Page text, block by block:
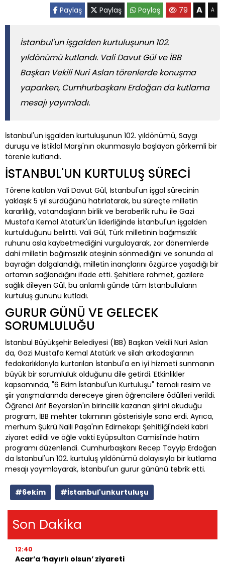
Paylaş Paylaş Paylaş 79 A A
İstanbul'un işgalden kurtuluşunun 102.
yıldönümü kutlandı. Vali Davut Gül ve İBB
Başkan Vekili Nuri Aslan törenlerde konuşma
yaparken, Cumhurbaşkanı Erdoğan da kutlama
mesajı yayımladı.
İstanbul'un işgalden kurtuluşunun 102. yıldönümü, Saygı
duruşu ve İstiklal Marşı'nın okunmasıyla başlayan görkemli bir
törenle kutlandı.
İSTANBUL'UN KURTULUŞ SÜRECİ
Törene katılan Vali Davut Gül, İstanbul'un işgal sürecinin
yaklaşık 5 yıl sürdüğünü hatırlatarak, bu süreçte milletin
kararlılığı, vatandaşların birlik ve beraberlik ruhu ile Gazi
Mustafa Kemal Atatürk'ün liderliğinde İstanbul'un işgalden
kurtulduğunu belirtti. Vali Gül, Türk milletinin bağımsızlık
ruhunu asla kaybetmediğini vurgulayarak, zor dönemlerde
dahi milletin bağımsızlık ateşinin sönmediğini ve sonunda al
bayrağın dalgalandığı, milletin inançlarını özgürce yaşadığı bir
ortamın sağlandığını ifade etti. Şehitlere rahmet, gazilere
sağlık dileyen Gül, bu anlamlı günde tüm İstanbulluların
kurtuluş gününü kutladı.
GURUR GÜNÜ VE GELECEK
SORUMLULUĞU
İstanbul Büyükşehir Belediyesi (İBB) Başkan Vekili Nuri Aslan
da, Gazi Mustafa Kemal Atatürk ve silah arkadaşlarının
fedakarlıklarıyla kurtarılan İstanbul'a en iyi hizmeti sunmanın
büyük bir sorumluluk olduğunu dile getirdi. Etkinlikler
kapsamında, "6 Ekim İstanbul'un Kurtuluşu" temalı resim ve
şiir yarışmalarında dereceye giren öğrencilere ödülleri verildi.
Öğrenci Arif Beyarslan'ın birincilik kazanan şiirini okuduğu
program, İBB mehter takımının gösterisiyle sona erdi. Ayrıca,
merhum Şükrü Naili Paşa'nın Edirnekapı Şehitliği'ndeki kabri
ziyaret edildi ve öğle vakti Eyüpsultan Camisi'nde hatim
programı düzenlendi. Cumhurbaşkanı Recep Tayyip Erdoğan
da İstanbul'un 102. kurtuluş yıldönümü dolayısıyla bir kutlama
mesajı yayımlayarak, İstanbul'un gurur gününü tebrik etti.
#6ekim #İstanbul'unkurtuluşu
Son Dakika
12:40
Acar’a ‘hayırlı olsun’ ziyareti